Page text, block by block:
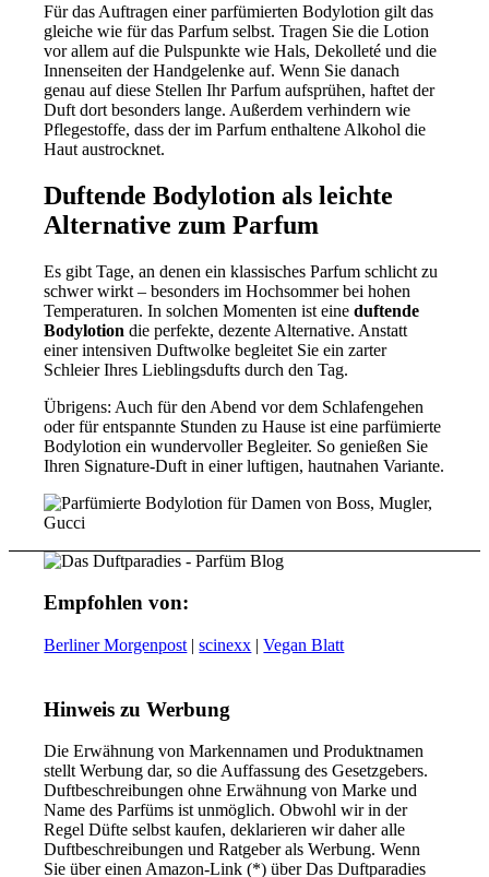
Für das Auftragen einer parfümierten Bodylotion gilt das
gleiche wie für das Parfum selbst. Tragen Sie die Lotion
vor allem auf die Pulspunkte wie Hals, Dekolleté und die
Innenseiten der Handgelenke auf. Wenn Sie danach
genau auf diese Stellen Ihr Parfum aufsprühen, haftet der
Duft dort besonders lange. Außerdem verhindern wie
Pflegestoffe, dass der im Parfum enthaltene Alkohol die
Haut austrocknet.
Duftende Bodylotion als leichte
Alternative zum Parfum
Es gibt Tage, an denen ein klassisches Parfum schlicht zu
schwer wirkt – besonders im Hochsommer bei hohen
Temperaturen. In solchen Momenten ist eineduftende
Bodylotion die perfekte, dezente Alternative. Anstatt
einer intensiven Duftwolke begleitet Sie ein zarter
Schleier Ihres Lieblingsdufts durch den Tag.
Übrigens: Auch für den Abend vor dem Schlafengehen
oder für entspannte Stunden zu Hause ist eine parfümierte
Bodylotion ein wundervoller Begleiter. So genießen Sie
Ihren Signature-Duft in einer luftigen, hautnahen Variante.
Empfohlen von:
Berliner Morgenpost | scinexx | Vegan Blatt
Hinweis zu Werbung
Die Erwähnung von Markennamen und Produktnamen
stellt Werbung dar, so die Auffassung des Gesetzgebers.
Duftbeschreibungen ohne Erwähnung von Marke und
Name des Parfüms ist unmöglich. Obwohl wir in der
Regel Düfte selbst kaufen, deklarieren wir daher alle
Duftbeschreibungen und Ratgeber als Werbung. Wenn
Sie über einen Amazon-Link (*) über Das Duftparadies